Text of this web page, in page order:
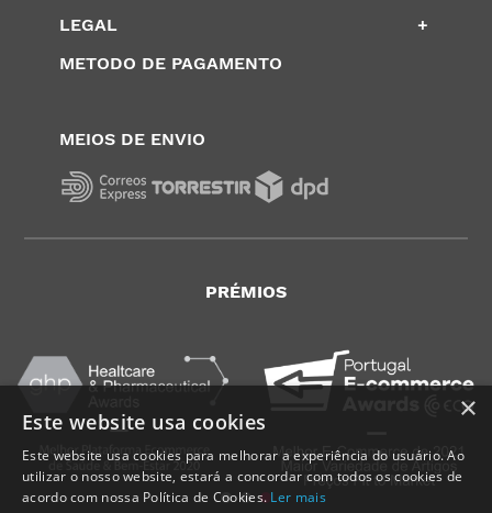
LEGAL
+
METODO DE PAGAMENTO
MEIOS DE ENVIO
PRÉMIOS
×
Este website usa cookies
Este website usa cookies para melhorar a experiência do usuário. Ao
utilizar o nosso website, estará a concordar com todos os cookies de
acordo com nossa Política de Cookies. Ler mais